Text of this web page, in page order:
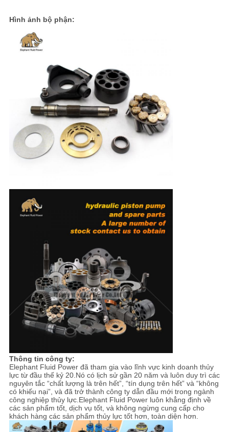
Hình ảnh bộ phận:
Thông tin công ty:
Elephant Fluid Power đã tham gia vào lĩnh vực kinh doanh thủy
lực từ đầu thế kỷ 20.Nó có lịch sử gần 20 năm và luôn duy trì các
nguyên tắc “chất lượng là trên hết”, “tín dụng trên hết” và “không
có khiếu nại”, và đã trở thành công ty dẫn đầu mới trong ngành
công nghiệp thủy lực.Elephant Fluid Power luôn khẳng định về
các sản phẩm tốt, dịch vụ tốt, và không ngừng cung cấp cho
khách hàng các sản phẩm thủy lực tốt hơn, toàn diện hơn.